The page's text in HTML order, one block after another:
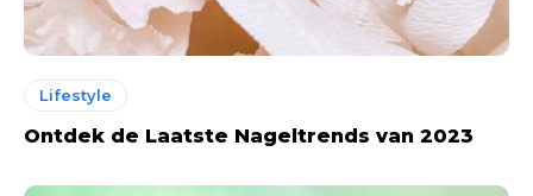
Lifestyle
Ontdek de Laatste Nageltrends van 2023